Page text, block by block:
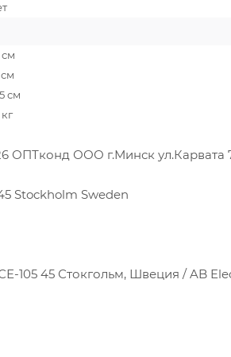
см
см
кг
ОПТконд ООО г.Минск
Stockholm Sweden
105 45 Стокгольм, Швеция / AB